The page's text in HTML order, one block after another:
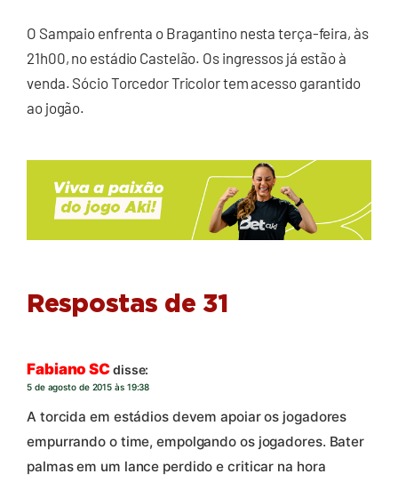
O Sampaio enfrenta o Bragantino nesta terça-feira, às
21h00, no estádio Castelão. Os ingressos já estão à
venda. Sócio Torcedor Tricolor tem acesso garantido
ao jogão.
Respostas de 31
Fabiano SCdisse:
5 de agosto de 2015 às 19:38
A torcida em estádios devem apoiar os jogadores
empurrando o time, empolgando os jogadores. Bater
palmas em um lance perdido e criticar na hora